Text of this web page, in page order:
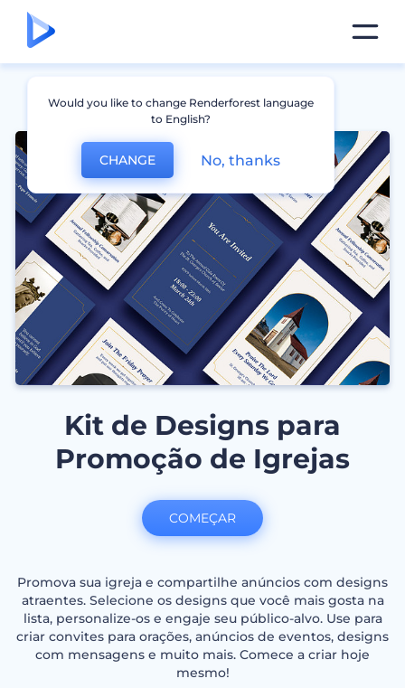
Kit de Designs para
Promoção de Igrejas
Promova sua igreja e compartilhe anúncios com designs
atraentes. Selecione os designs que você mais gosta na
lista, personalize-os e engaje seu público-alvo. Use para
criar convites para orações, anúncios de eventos, designs
com mensagens e muito mais. Comece a criar hoje
mesmo!
COMEÇAR
Would you like to change Renderforest language
to English?
CHANGE No, thanks